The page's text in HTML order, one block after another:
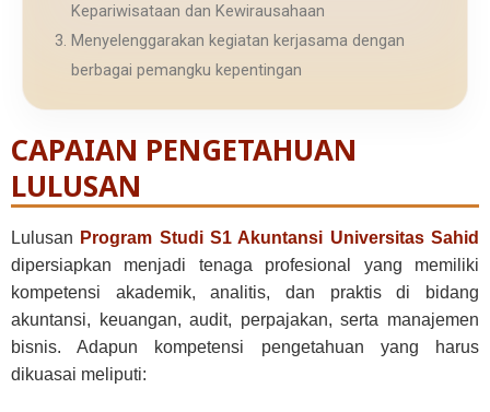
Kepariwisataan dan Kewirausahaan
Menyelenggarakan kegiatan kerjasama dengan
berbagai pemangku kepentingan
CAPAIAN PENGETAHUAN
LULUSAN
Lulusan Program Studi S1 Akuntansi Universitas Sahid
dipersiapkan menjadi tenaga profesional yang memiliki
kompetensi akademik, analitis, dan praktis di bidang
akuntansi, keuangan, audit, perpajakan, serta manajemen
bisnis. Adapun kompetensi pengetahuan yang harus
dikuasai meliputi: